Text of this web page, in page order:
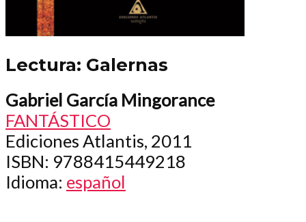
Lectura: Galernas
Gabriel García Mingorance
FANTÁSTICO
Ediciones Atlantis, 2011
ISBN: 9788415449218
Idioma: español